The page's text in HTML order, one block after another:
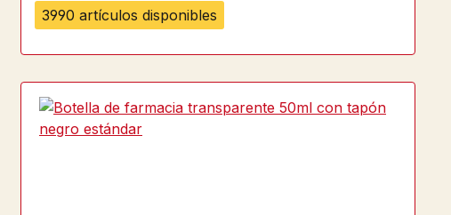
3990 artículos disponibles